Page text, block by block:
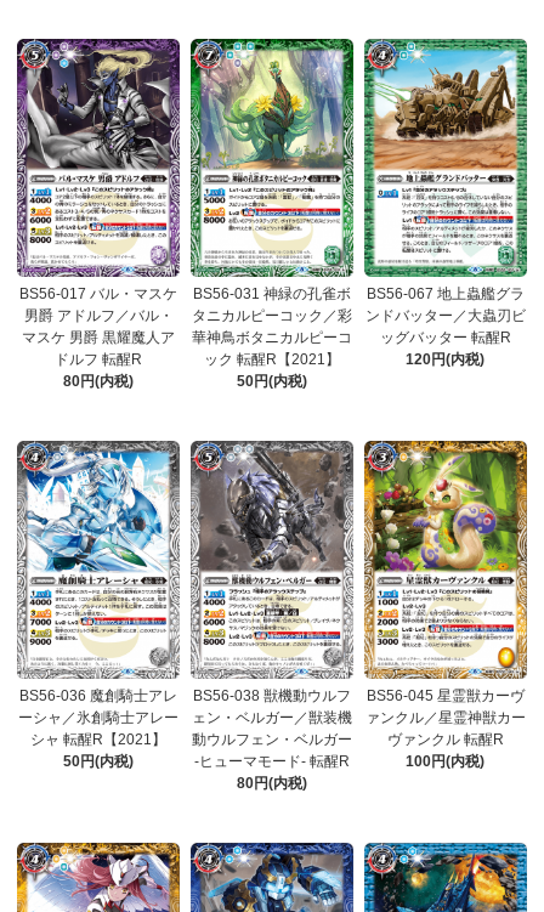
BS56-017 バル・マスケ
男爵 アドルフ／バル・
マスケ 男爵 黒耀魔人ア
ドルフ 転醒R
80円(内税)
BS56-031 神緑の孔雀ボ
タニカルピーコック／彩
華神鳥ボタニカルピーコ
ック 転醒R【2021】
50円(内税)
BS56-067 地上蟲艦グラ
ンドバッター／大蟲刃ビ
ッグバッター 転醒R
120円(内税)
BS56-036 魔創騎士アレ
ーシャ／氷創騎士アレー
シャ 転醒R【2021】
50円(内税)
BS56-038 獣機動ウルフ
ェン・ベルガー／獣装機
動ウルフェン・ベルガー
-ヒューマモード- 転醒R
80円(内税)
BS56-045 星霊獣カーヴ
ァンクル／星霊神獣カー
ヴァンクル 転醒R
100円(内税)